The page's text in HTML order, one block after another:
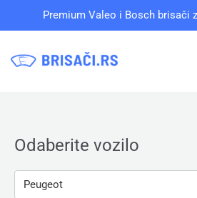
Premium Valeo i Bosch brisači
Odaberite vozilo
Peugeot